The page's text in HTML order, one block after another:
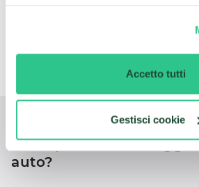
Accetto tutti
Gestisci cookie
prevede che Mazda fornirà a
idrogeno.
Dove preferisci
auto?